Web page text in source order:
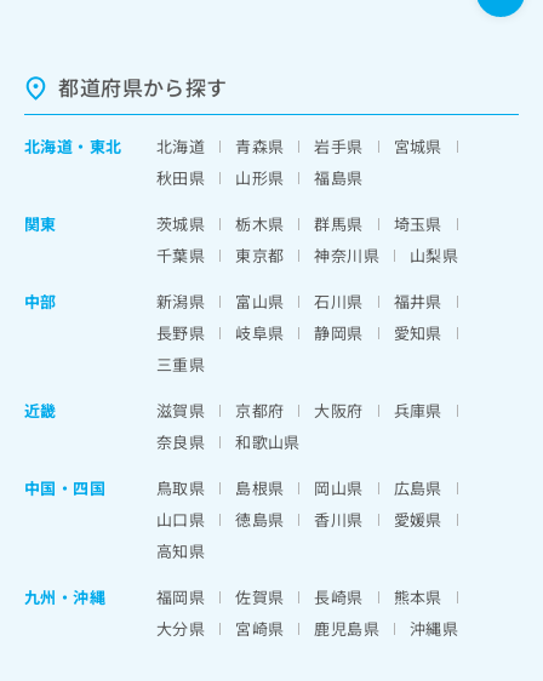
都道府県から探す
北海道 ・ 東北 北海道 青森県 岩手県
宮城県
秋田県
山形県
福島県
関東
茨城県 栃木県 群馬県
埼玉県
千葉県
東京都 神奈川県
山梨県
中部
新潟県 富山県 石川県
福井県
長野県
岐阜県 静岡県
愛知県
三重県
近畿
滋賀県 京都府 大阪府
兵庫県
奈良県
和歌山県
中国・四国
鳥取県 島根県 岡山県
広島県
山口県
徳島県 香川県
愛媛県
高知県
九州・沖縄
福岡県 佐賀県 長崎県
熊本県
大分県
宮崎県 鹿児島県 沖縄県